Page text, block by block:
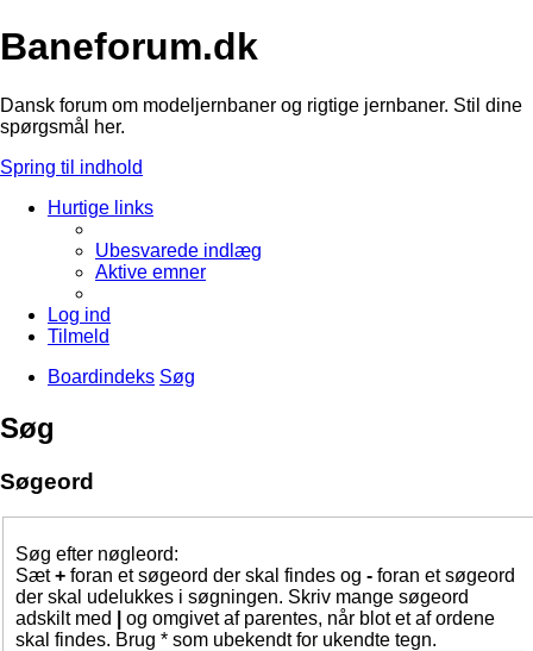
Baneforum.dk
Dansk forum om modeljernbaner og rigtige jernbaner. Stil dine
spørgsmål her.
Spring til indhold
Hurtige links
Ubesvarede indlæg
Aktive emner
Log ind
Tilmeld
Boardindeks Søg
Søg
Søgeord
Søg efter nøgleord:
Sæt+ foran et søgeord der skal findes og - foran et søgeord
der skal udelukkes i søgningen. Skriv mange søgeord
adskilt med
og omgivet af parentes, når blot et af ordene
skal findes. Brug * som ubekendt for ukendte tegn.